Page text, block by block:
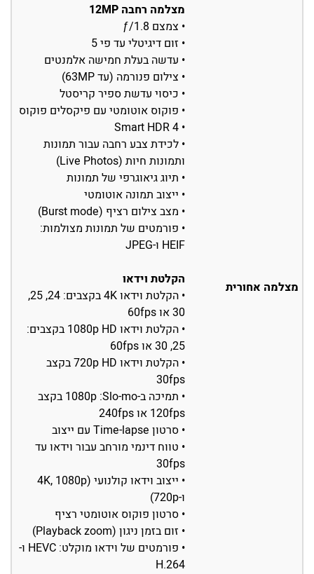
מצלמה אחורית
מצלמה רחבה 12MP
• צמצם ƒ/1.8
• זום דיגיטלי עד פי 5
• עדשה בעלת חמישה אלמנטים
• צילום פנורמה (עד 63MP)
• כיסוי עדשת ספיר קריסטל
• פוקוס אוטומטי עם פיקסלים פוקוס
• Smart HDR 4
• לכידת צבע רחבה עבור תמונות
ותמונות חיות (Live Photos)
• תיוג גיאוגרפי של תמונות
• ייצוב תמונה אוטומטי
• מצב צילום רציף (Burst mode)
• פורמטים של תמונות מצולמות:
HEIF ו-JPEG
הקלטת וידאו
• הקלטת וידאו 4K בקצבים: ‎24‏, ‎25‏,
‎30‏ או ‎60fps
• הקלטת וידאו 1080p HD בקצבים:
‎25‏, ‎30‏ או ‎60fps
• הקלטת וידאו 720p HD בקצב
‎30fps
• תמיכה ב-Slo-mo: ‏1080p בקצב
‎120fps או ‎240fps
• סרטון Time-lapse עם ייצוב
• טווח דינמי מורחב עבור וידאו עד
30fps
• ייצוב וידאו קולנועי (4K, 1080p
ו-720p)
• סרטון פוקוס אוטומטי רציף
• זום בזמן ניגון (Playback zoom)
• פורמטים של וידאו מוקלט: HEVC ו-
H.264